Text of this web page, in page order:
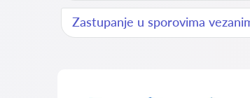
Zastupanje u sporovima